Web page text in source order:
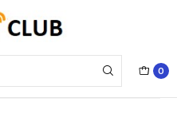
0
Telewave
UHF